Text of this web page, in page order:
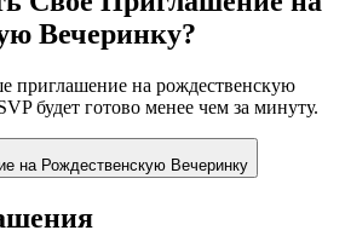
Вечеринку?
приглашение на рождественскую
будет готово менее чем за минуту.
на Рождественскую Вечеринку